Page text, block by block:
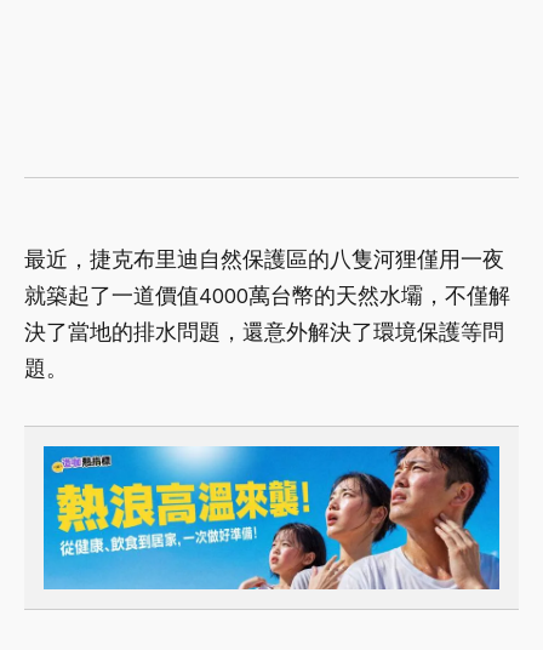
最近，捷克布里迪自然保護區的八隻河狸僅用一夜
就築起了一道價值4000萬台幣的天然水壩，不僅解
決了當地的排水問題，還意外解決了環境保護等問
題。